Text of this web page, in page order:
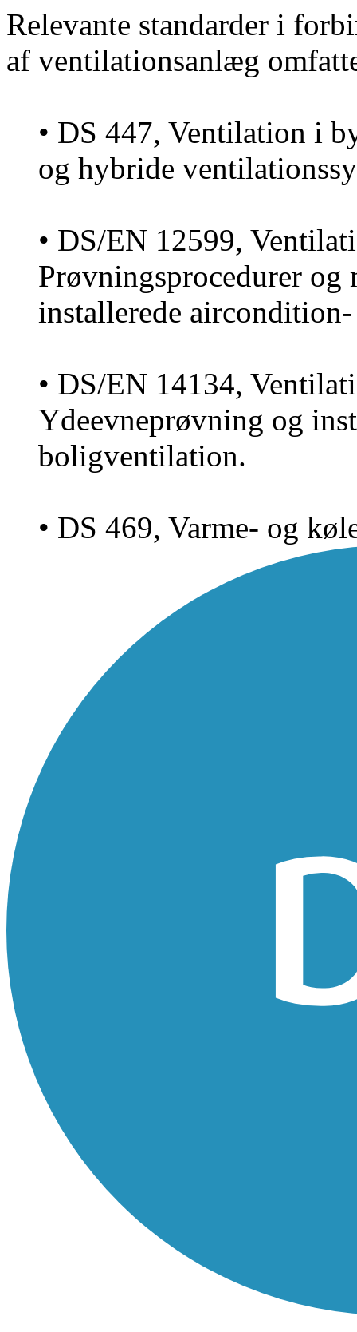
Relevante standarder i
af ventilationsanlæg
• DS 447, Ventilation i
og hybride
• DS/EN 12599,
Prøvningsprocedurer og
installerede
• DS/EN 14134,
Ydeevneprøvning og
boligventilation.
• DS 469, Varme- og